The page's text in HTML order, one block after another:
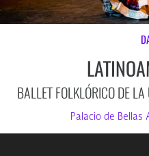
BALLET FOLKLÓRICO DE
Palacio de Bellas